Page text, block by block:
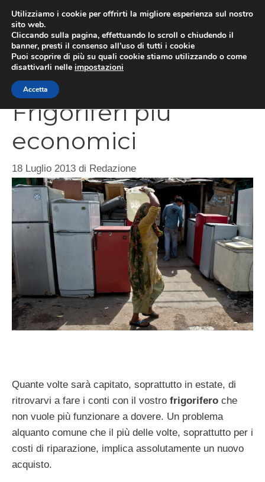
contenuto
Frigoriferi più
economici
18 Luglio 2013 di Redazione
Quante volte sarà capitato, soprattutto in estate, di
ritrovarvi a fare i conti con il vostro frigorifero che
non vuole più funzionare a dovere. Un problema
alquanto comune che il più delle volte, soprattutto per i
costi di riparazione, implica assolutamente un nuovo
acquisto.
Utilizziamo i cookie per offrirti la migliore esperienza sul nostro
sito web.
Cliccando sulla pagina, effettuando lo scroll o chiudendo il
banner, presti il consenso all’uso di tutti i cookie
Puoi scoprire di più su quali cookie stiamo utilizzando o come
disattivarli nelle impostazioni
Accetta